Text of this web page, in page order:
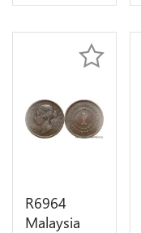
R6964
Malaysia